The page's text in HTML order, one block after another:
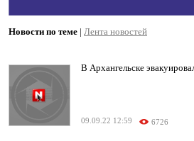
Новости по теме | Лента новостей
В Архангельске
09.09.22 12:59 6726